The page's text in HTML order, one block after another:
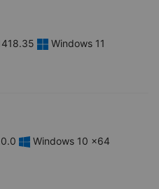
Windows 11
Windows 10 x64